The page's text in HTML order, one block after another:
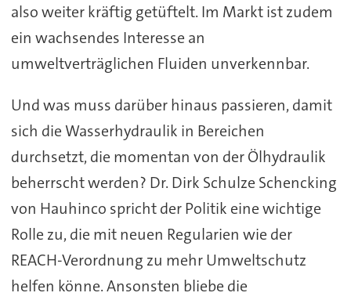
also weiter kräftig getüftelt. Im Markt ist zudem
ein wachsendes Interesse an
umweltverträglichen Fluiden unverkennbar.
Und was muss darüber hinaus passieren, damit
sich die Wasserhydraulik in Bereichen
durchsetzt, die momentan von der Ölhydraulik
beherrscht werden? Dr. Dirk Schulze Schencking
von Hauhinco spricht der Politik eine wichtige
Rolle zu, die mit neuen Regularien wie der
REACH-Verordnung zu mehr Umweltschutz
helfen könne. Ansonsten bliebe die